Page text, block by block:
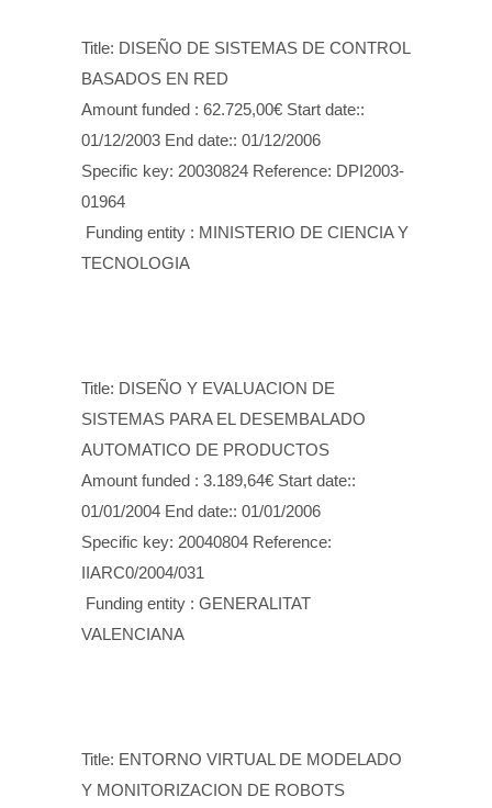
Title: DISEÑO DE SISTEMAS DE CONTROL
BASADOS EN RED
Amount funded : 62.725,00€ Start date::
01/12/2003 End date:: 01/12/2006
Specific key: 20030824 Reference: DPI2003-
01964
Funding entity : MINISTERIO DE CIENCIA Y
TECNOLOGIA
Title: DISEÑO Y EVALUACION DE
SISTEMAS PARA EL DESEMBALADO
AUTOMATICO DE PRODUCTOS
Amount funded : 3.189,64€ Start date::
01/01/2004 End date:: 01/01/2006
Specific key: 20040804 Reference:
IIARC0/2004/031
Funding entity : GENERALITAT
VALENCIANA
Title: ENTORNO VIRTUAL DE MODELADO
Y MONITORIZACION DE ROBOTS